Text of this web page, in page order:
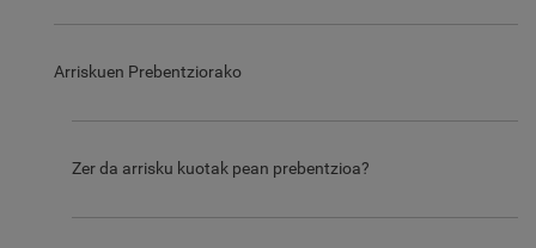
Arriskuen Prebentziorako
Zer da arrisku kuotak pean prebentzioa?